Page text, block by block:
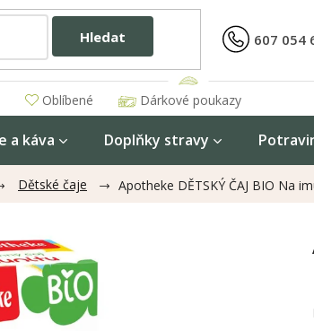
Hledat 607 054
Oblíbené Dárkové poukazy
a káva Doplňky stravy
Dětské čaje Apotheke DĚTSKÝ ČAJ BIO Na